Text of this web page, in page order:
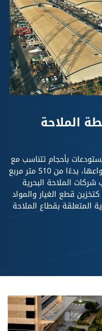
الملاحة
بأحجام تتناسب مع
الاحتياجات المختلفة للمشاريع بأنواعها، بدءًا من 510 متر مربع
شركات الملاحة البحرية
قطع الغيار والمواد
المتعلقة بقطاع الملاحة